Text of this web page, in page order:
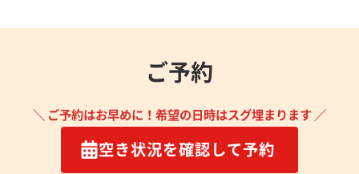
ご予約
＼ ご予約はお早めに！希望の日時はスグ埋まります ／
空き状況を確認して予約